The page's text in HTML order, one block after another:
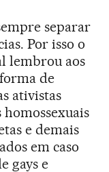
separar
Por isso o
lembrou aos
de
ativistas
e demais
em caso
gays e